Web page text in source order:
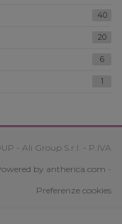
40
20
6
1
- Ali Group S.r.l. - P.IVA
by antherica.com -
Preferenze cookies